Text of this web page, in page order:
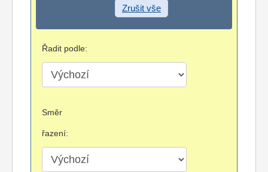
Zrušit vše
Řadit podle:
Směr
řazení: